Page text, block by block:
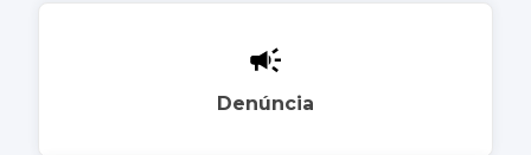
Denúncia